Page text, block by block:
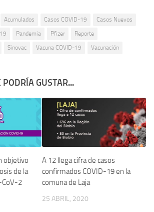
Acumulados Casos COVID-19
Casos Nuevos
Pandemia Pfizer
Reporte
Sinovac Vacuna COVID-19 Vacunación
GUSTAR...
objetivo
de la
CoV-2
A 12 llega cifra de casos
confirmados COVID-19 en la
comuna de Laja
25 ABRIL, 2020